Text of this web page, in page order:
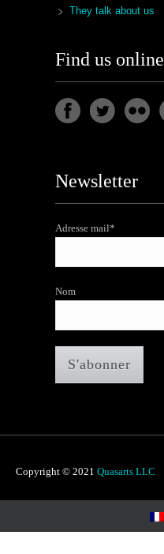
They talk about us
Find us online
Newsletter
Adresse mail*
Nom
Copyright © 2021 Quasarts LLC